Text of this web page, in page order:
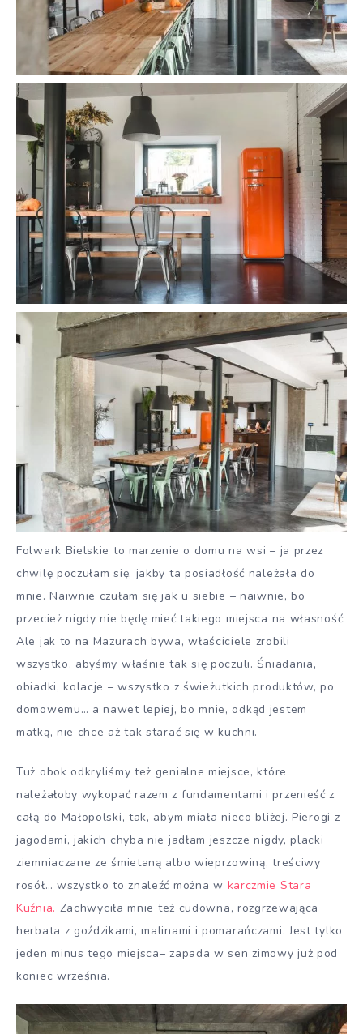
Folwark Bielskie to marzenie o domu na wsi – ja przez
chwilę poczułam się, jakby ta posiadłość należała do
mnie. Naiwnie czułam się jak u siebie – naiwnie, bo
przecież nigdy nie będę mieć takiego miejsca na własność.
Ale jak to na Mazurach bywa, właściciele zrobili
wszystko, abyśmy właśnie tak się poczuli. Śniadania,
obiadki, kolacje – wszystko z świeżutkich produktów, po
domowemu… a nawet lepiej, bo mnie, odkąd jestem
matką, nie chce aż tak starać się w kuchni.
Tuż obok odkryliśmy też genialne miejsce, które
należałoby wykopać razem z fundamentami i przenieść z
całą do Małopolski, tak, abym miała nieco bliżej. Pierogi z
jagodami, jakich chyba nie jadłam jeszcze nigdy, placki
ziemniaczane ze śmietaną albo wieprzowiną, treściwy
rosół… wszystko to znaleźć można w karczmie Stara
Kuźnia. Zachwyciła mnie też cudowna, rozgrzewająca
herbata z goździkami, malinami i pomarańczami. Jest tylko
jeden minus tego miejsca– zapada w sen zimowy już pod
koniec września.